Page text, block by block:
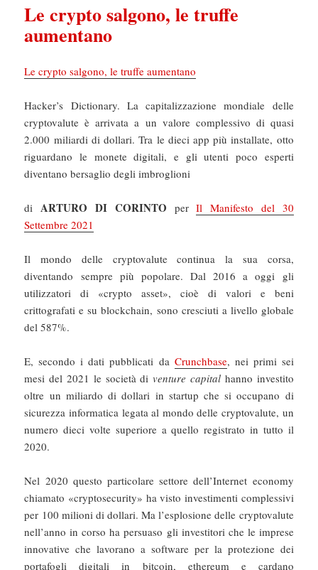
Le crypto salgono, le truffe
aumentano
Le crypto salgono, le truffe aumentano
Hacker’s Dictionary. La capitalizzazione mondiale delle
cryptovalute è arrivata a un valore complessivo di quasi
2.000 miliardi di dollari. Tra le dieci app più installate, otto
riguardano le monete digitali, e gli utenti poco esperti
diventano bersaglio degli imbroglioni
diARTURO DI CORINTO perIl Manifesto del 30
Settembre 2021
Il mondo delle cryptovalute continua la sua corsa,
diventando sempre più popolare. Dal 2016 a oggi gli
utilizzatori di «crypto asset», cioè di valori e beni
crittografati e su blockchain, sono cresciuti a livello globale
del 587%.
E, secondo i dati pubblicati da Crunchbase, nei primi sei
mesi del 2021 le società diventure capitalhanno investito
oltre un miliardo di dollari in startup che si occupano di
sicurezza informatica legata al mondo delle cryptovalute, un
numero dieci volte superiore a quello registrato in tutto il
2020.
Nel 2020 questo particolare settore dell’Internet economy
chiamato «cryptosecurity» ha visto investimenti complessivi
per 100 milioni di dollari. Ma l’esplosione delle cryptovalute
nell’anno in corso ha persuaso gli investitori che le imprese
innovative che lavorano a software per la protezione dei
portafogli digitali in bitcoin, ethereum e cardano